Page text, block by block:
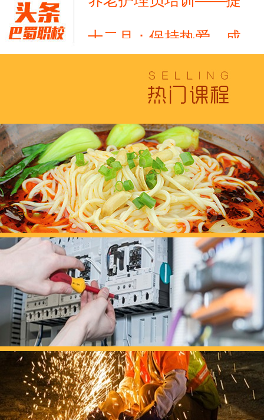
跟“emo”说拜拜！
浓浓端午情，欢乐“粽
这个春天，以爱之名，
养老护理员培训——提
十二月：保持热爱，成
跟“emo”说拜拜！
浓浓端午情，欢乐“粽
这个春天，以爱之名，
养老护理员培训——提
十二月：保持热爱，成